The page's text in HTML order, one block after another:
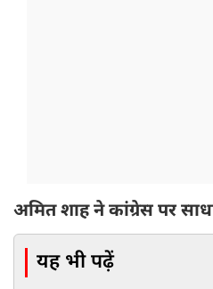
अमित शाह ने कांग्रेस पर
यह भी पढ़ें